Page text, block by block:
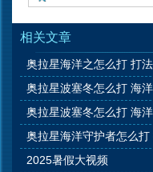
相关文章
奥拉星海洋之怎么打 打
奥拉星海洋守护者怎么打
2025暑假大视频